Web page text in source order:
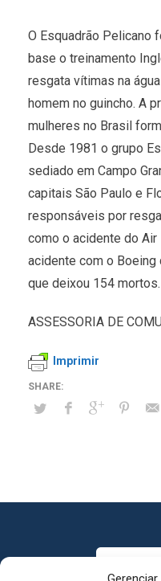
O Esquadrão Pelicano
base o treinamento
resgata vítimas na
homem no guincho. A
mulheres no Brasil
Desde 1981 o grupo
sediado em Campo
capitais São Paulo e
responsáveis por
como o acidente do Air
acidente com o
que deixou 154 mortos.
ASSESSORIA DE
Imprimir